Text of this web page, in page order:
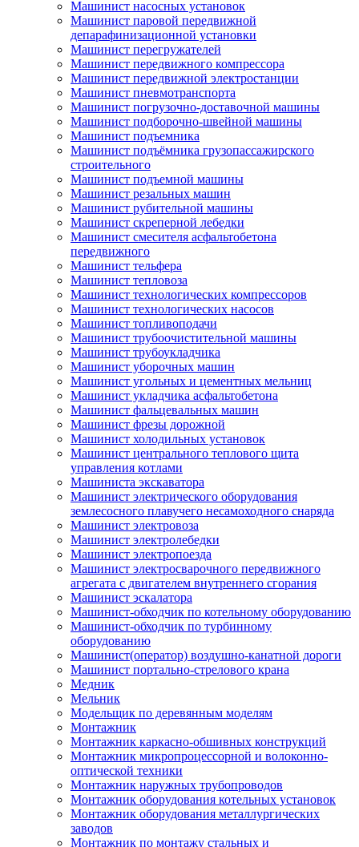
Машинист насосных установок
Машинист паровой передвижной
депарафинизационной установки
Машинист перегружателей
Машинист передвижного компрессора
Машинист передвижной электростанции
Машинист пневмотранспорта
Машинист погрузочно-доставочной машины
Машинист подборочно-швейной машины
Машинист подъемника
Машинист подъёмника грузопассажирского
строительного
Машинист подъемной машины
Машинист резальных машин
Машинист рубительной машины
Машинист скреперной лебедки
Машинист смесителя асфальтобетона
передвижного
Машинист тельфера
Машинист тепловоза
Машинист технологических компрессоров
Машинист технологических насосов
Машинист топливоподачи
Машинист трубоочистительной машины
Машинист трубоукладчика
Машинист уборочных машин
Машинист угольных и цементных мельниц
Машинист укладчика асфальтобетона
Машинист фальцевальных машин
Машинист фрезы дорожной
Машинист холодильных установок
Машинист центрального теплового щита
управления котлами
Машиниста экскаватора
Машинист электрического оборудования
землесосного плавучего несамоходного снаряда
Машинист электровоза
Машинист электролебедки
Машинист электропоезда
Машинист электросварочного передвижного
агрегата с двигателем внутреннего сгорания
Машинист эскалатора
Машинист-обходчик по котельному оборудованию
Машинист-обходчик по турбинному
оборудованию
Машинист(оператор) воздушно-канатной дороги
Машинист портально-стрелового крана
Медник
Мельник
Модельщик по деревянным моделям
Монтажник
Монтажник каркасно-обшивных конструкций
Монтажник микропроцессорной и волоконно-
оптической техники
Монтажник наружных трубопроводов
Монтажник оборудования котельных установок
Монтажник оборудования металлургических
заводов
Монтажник по монтажу стальных и